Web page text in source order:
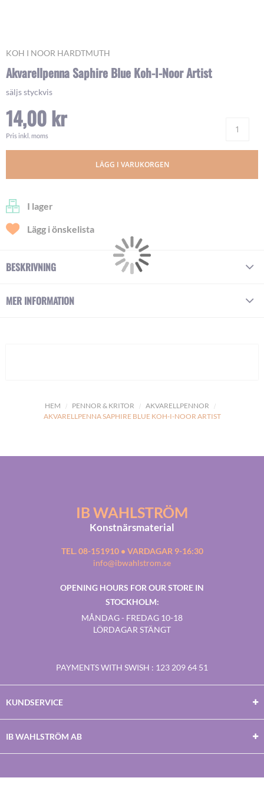
HEM PENNOR & KRITOR
AKVARELLPENNOR
AKVARELLPENNA SAPHIRE BLUE KOH-I-NOOR ARTIST
KOH I NOOR HARDTMUTH
Akvarellpenna Saphire Blue Koh-I-Noor Artist
säljs styckvis
14,00 kr
Pris inkl. moms
LÄGG I VARUKORGEN
I lager
Lägg i önskelista
Skip
the
of
the
images
gallery
BESKRIVNING
MER INFORMATION
IB WAHLSTRÖM
Konstnärsmaterial
TEL. 08-151910 • VARDAGAR 9-16:30
info@ibwahlstrom.se
OPENING HOURS FOR OUR STORE IN
STOCKHOLM:
MÅNDAG - FREDAG 10-18
LÖRDAGAR STÄNGT
PAYMENTS WITH SWISH : 123 209 64 51
KUNDSERVICE
IB WAHLSTRÖM AB
Facebook
TwitterYoutubeInstagram